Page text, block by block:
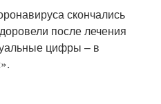
скончались
после лечения
цифры – в